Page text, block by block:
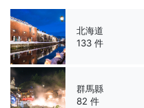
北海道
133 件
群馬縣
82 件